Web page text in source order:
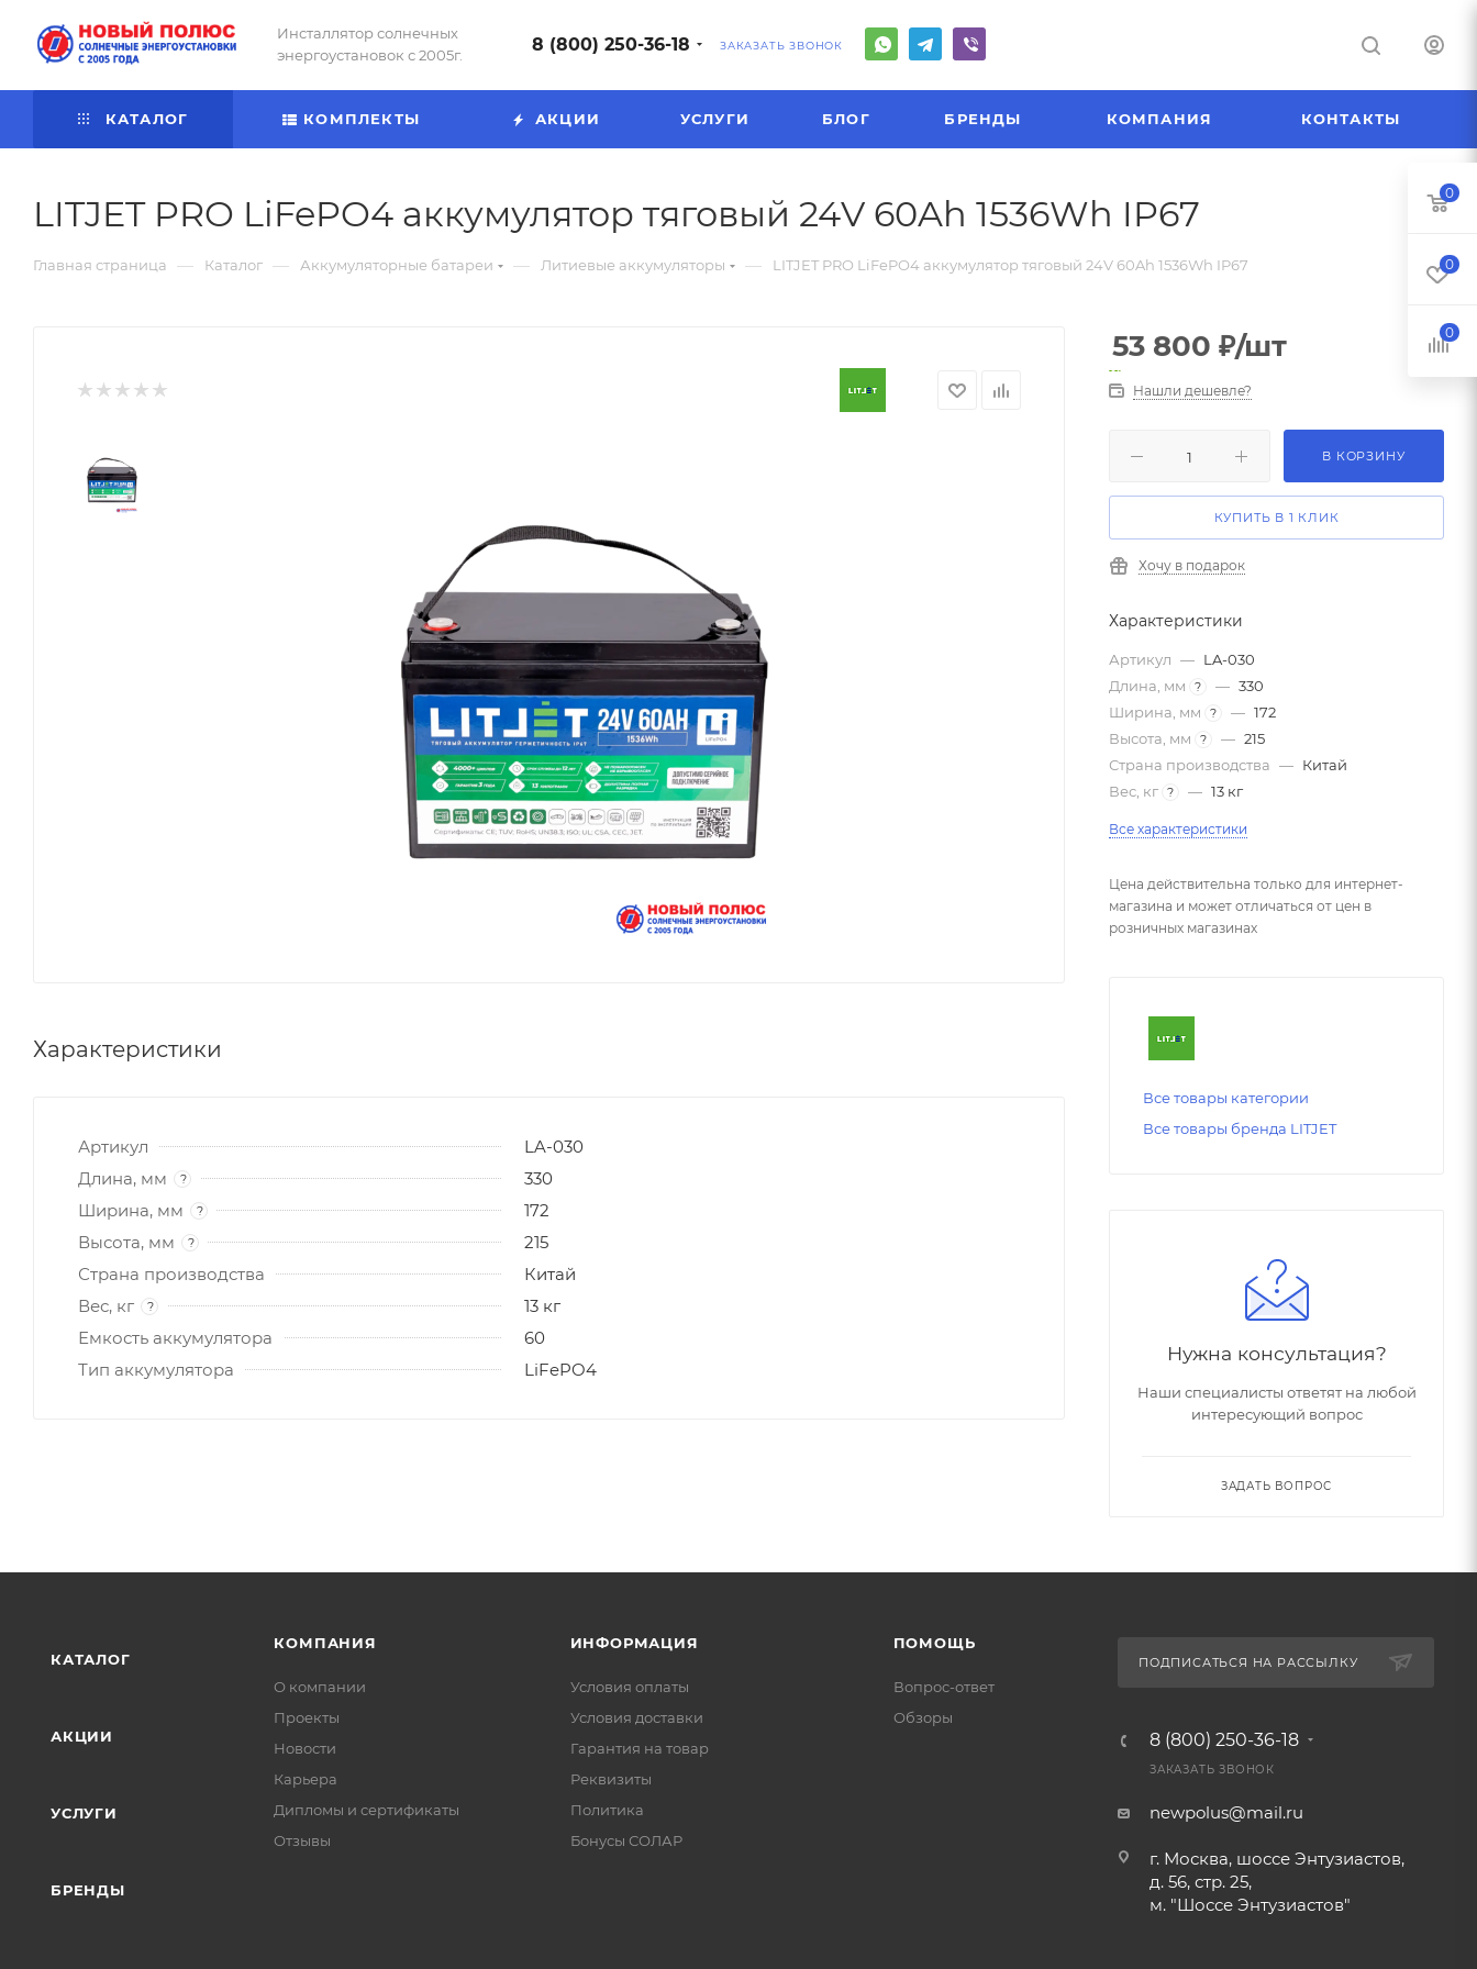
Инсталлятор солнечных
энергоустановок с 2005г.
8 (800) 250-36-18 ЗАКАЗАТЬ ЗВОНОК
КАТАЛОГ КОМПЛЕКТЫ АКЦИИ УСЛУГИ БЛОГ БРЕНДЫ КОМПАНИЯ КОНТАКТЫ
LITJET PRO LiFePO4 аккумулятор тяговый 24V 60Ah 1536Wh IP67
Главная страница — Каталог — Аккумуляторные батареи — Литиевые аккумуляторы — LITJET PRO LiFePO4 аккумулятор тяговый 24V 60Ah 1536Wh IP67
Характеристики
Артикул
LA-030
Длина, мм
?
330
Ширина, мм
?
172
Высота, мм
?
215
Страна производства
Китай
Вес, кг
?
13 кг
Емкость аккумулятора
60
Тип аккумулятора
LiFePO4
53 800 ₽/шт
Нашли дешевле?
В КОРЗИНУ
КУПИТЬ В 1 КЛИК
Хочу в подарок
Характеристики
Артикул — LA-030
Длина, мм
? — 330
Ширина, мм
? — 172
Высота, мм
? — 215
Страна производства — Китай
Вес, кг ? — 13 кг
Все характеристики
Цена действительна только для интернет-
магазина и может отличаться от цен в
розничных магазинах
Все товары категории
Все товары бренда LITJET
Нужна консультация?
Наши специалисты ответят на любой
интересующий вопрос
ЗАДАТЬ ВОПРОС
КАТАЛОГ
АКЦИИ
УСЛУГИ
БРЕНДЫ
КОМПАНИЯ
О компании
Проекты
Новости
Карьера
Дипломы и сертификаты
Отзывы
ИНФОРМАЦИЯ
Условия оплаты
Условия доставки
Гарантия на товар
Реквизиты
Политика
Бонусы СОЛАР
ПОМОЩЬ
Вопрос-ответ
Обзоры
ПОДПИСАТЬСЯ НА РАССЫЛКУ
8 (800) 250-36-18
ЗАКАЗАТЬ ЗВОНОК
newpolus@mail.ru
г. Москва, шоссе Энтузиастов,
д. 56, стр. 25,
м. "Шоссе Энтузиастов"
0
0
0